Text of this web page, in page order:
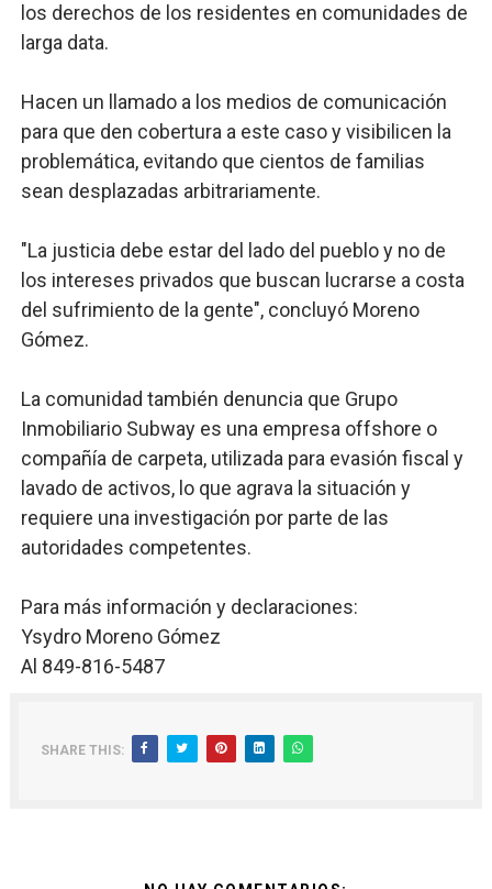
los derechos de los residentes en comunidades de
larga data.
Hacen un llamado a los medios de comunicación
para que den cobertura a este caso y visibilicen la
problemática, evitando que cientos de familias
sean desplazadas arbitrariamente.
"La justicia debe estar del lado del pueblo y no de
los intereses privados que buscan lucrarse a costa
del sufrimiento de la gente", concluyó Moreno
Gómez.
La comunidad también denuncia que Grupo
Inmobiliario Subway es una empresa offshore o
compañía de carpeta, utilizada para evasión fiscal y
lavado de activos, lo que agrava la situación y
requiere una investigación por parte de las
autoridades competentes.
Para más información y declaraciones:
Ysydro Moreno Gómez
Al 849-816-5487
SHARE THIS: